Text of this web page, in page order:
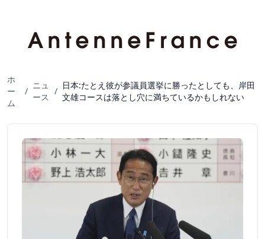
ホ
ー
ム
/
ニュ
ース
/
日本:たとえ彼が参議員選挙に勝ったとしても、岸田
文雄コースは落とし穴に満ちているかもしれない